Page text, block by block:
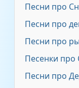
Клоун
Клоун
Клоун
Песни про
Песни про
Песни про
Песенки про
Песни про